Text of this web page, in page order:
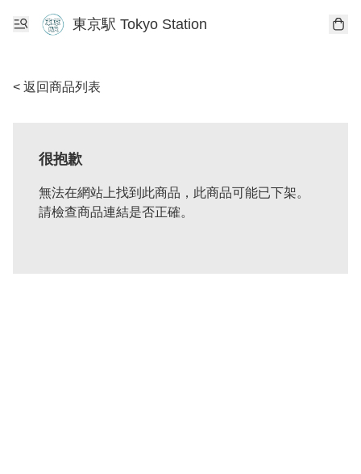
東京駅 Tokyo Station
< 返回商品列表
很抱歉
無法在網站上找到此商品，此商品可能已下架。
請檢查商品連結是否正確。